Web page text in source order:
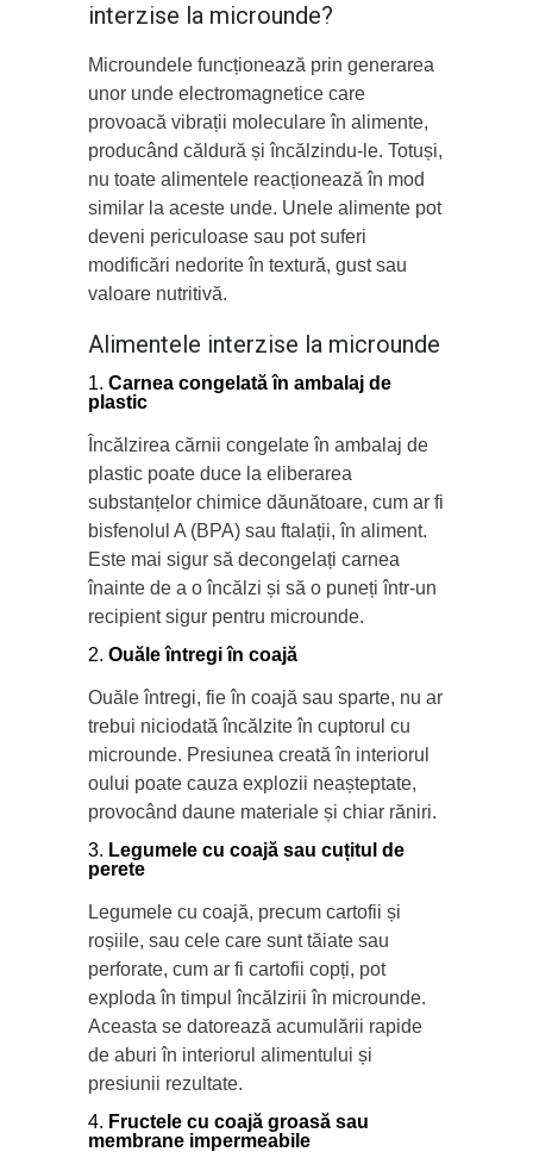
interzise la microunde?
Microundele funcționează prin generarea
unor unde electromagnetice care
provoacă vibrații moleculare în alimente,
producând căldură și încălzindu-le. Totuși,
nu toate alimentele reacționează în mod
similar la aceste unde. Unele alimente pot
deveni periculoase sau pot suferi
modificări nedorite în textură, gust sau
valoare nutritivă.
Alimentele interzise la microunde
Carnea congelată în ambalaj de
plastic
Încălzirea cărnii congelate în ambalaj de
plastic poate duce la eliberarea
substanțelor chimice dăunătoare, cum ar fi
bisfenolul A (BPA) sau ftalații, în aliment.
Este mai sigur să decongelați carnea
înainte de a o încălzi și să o puneți într-un
recipient sigur pentru microunde.
Ouăle întregi în coajă
Ouăle întregi, fie în coajă sau sparte, nu ar
trebui niciodată încălzite în cuptorul cu
microunde. Presiunea creată în interiorul
oului poate cauza explozii neașteptate,
provocând daune materiale și chiar răniri.
Legumele cu coajă sau cuțitul de
perete
Legumele cu coajă, precum cartofii și
roșiile, sau cele care sunt tăiate sau
perforate, cum ar fi cartofii copți, pot
exploda în timpul încălzirii în microunde.
Aceasta se datorează acumulării rapide
de aburi în interiorul alimentului și
presiunii rezultate.
Fructele cu coajă groasă sau
membrane impermeabile